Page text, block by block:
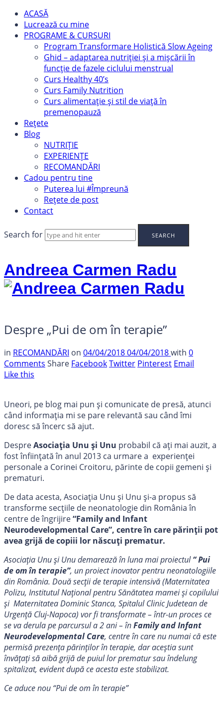
ACASĂ
Lucrează cu mine
PROGRAME & CURSURI
Program Transformare Holistică Slow Ageing
Ghid – adaptarea nutriției și a mișcării în
funcție de fazele ciclului menstrual
Curs Healthy 40’s
Curs Family Nutrition
Curs alimentație și stil de viață în
premenopauză
Rețete
Blog
NUTRIȚIE
EXPERIENȚE
RECOMANDĂRI
Cadou pentru tine
Puterea lui #Împreună
Rețete de post
Contact
Search for
Andreea Carmen Radu
Despre „Pui de om în terapie”
in RECOMANDĂRI on 04/04/201804/04/2018with 0
Comments Share FacebookTwitter Pinterest Email
Like this
Uneori, pe blog mai pun și comunicate de presă, atunci
când informația mi se pare relevantă sau când îmi
doresc să încerc să ajut.
DespreAsociația Unu și Unu probabil că ați mai auzit, a
fost înființată în anul 2013 ca urmare a experienței
personale a Corinei Croitoru, părinte de copii gemeni și
prematuri.
De data acesta, Asociația Unu și Unu și-a propus să
transforme secțiile de neonatologie din România în
centre de îngrijire“Family and Infant
Neurodevelopmental Care”, centre în care părinții pot
avea grijă de copiii lor născuți prematur.
Asociația Unu și Unu demarează în luna mai proiectul“ Pui
de om în terapie”, un proiect inovator pentru neonatologiile
din România. Două secții de terapie intensivă (Maternitatea
Polizu, Institutul Național pentru Sănătatea mamei și copilului
și Maternitatea Dominic Stanca, Spitalul Clinic Judetean de
Urgență Cluj-Napoca) vor fi transformate – într-un proces ce
se va derula pe parcursul a 2 ani – înFamily and Infant
Neurodevelopmental Care, centre în care nu numai că este
permisă prezența părinților în terapie, dar aceștia sunt
învățați să aibă grijă de puiul lor prematur sau îndelung
spitalizat, evident după ce acesta este stabilizat.
Ce aduce nou “Pui de om în terapie”